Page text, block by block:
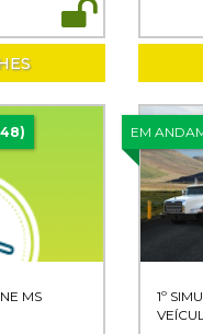
MS
EM
1º